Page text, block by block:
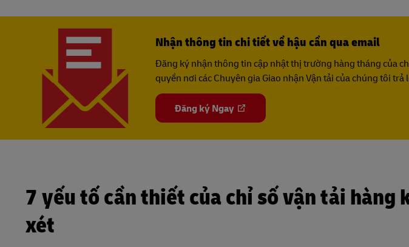
Nhận thông tin chi tiết về hậu cần qua email
Đăng ký nhận thông tin cập nhật thị trường hàng tháng của
quyền nơi các Chuyên gia Giao nhận Vận tải của chúng tôi
Đăng ký Ngay
7 yếu tố cần thiết của chỉ số vận tải hàng
xét